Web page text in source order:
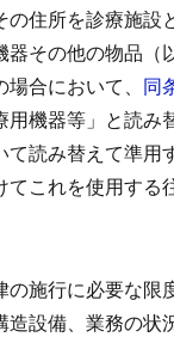
住所を診療施設
その他の物品
場合において、 同
機器等」と読み
て読み替えて準用
これを使用す
施行に必要な
設備、業務の